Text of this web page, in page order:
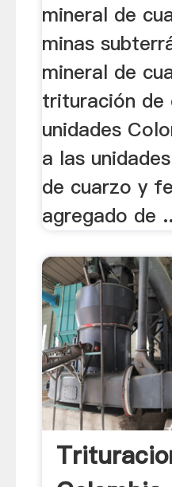
mineral de
minas
mineral de
trituración de
unidades
a las
de cuarzo y
agregado de